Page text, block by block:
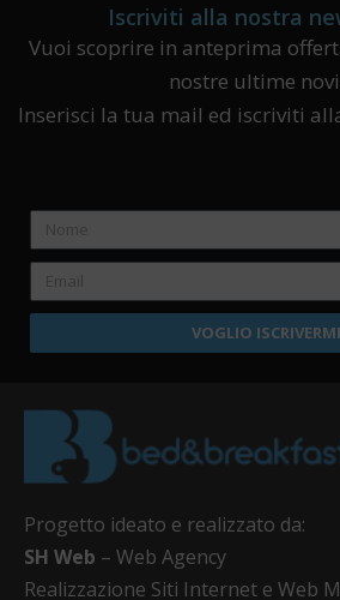
Iscriviti alla nostra
Vuoi scoprire in anteprima
nostre ultime
Inserisci la tua mail ed iscriviti
VOGLIO
Progetto ideato e realizzato da:
SH Web – Web Agency
Realizzazione Siti Internet e Web